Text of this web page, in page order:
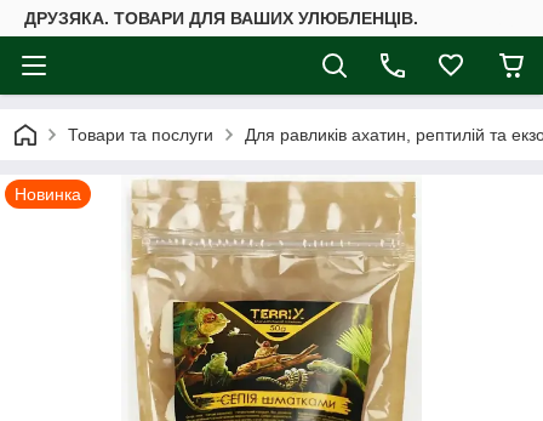
ДРУЗЯКА. ТОВАРИ ДЛЯ ВАШИХ УЛЮБЛЕНЦІВ.
Товари та послуги Для равликів ахатин, рептилій та
Новинка